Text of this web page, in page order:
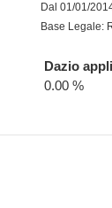
Dal 01/01/
Base Legale:
Dazio
0.00 %